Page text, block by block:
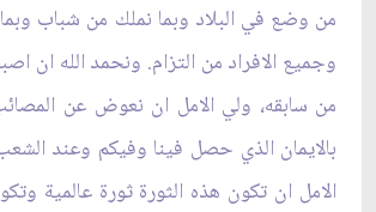
من وضع في البلاد وبما نملك من شباب وبما
وجميع الافراد من التزام. ونحمد الله ان
من سابقه، ولي الامل ان نعوض عن
بالايمان الذي حصل فينا وفيكم وعند
الامل ان تكون هذه الثورة ثورة عالمية